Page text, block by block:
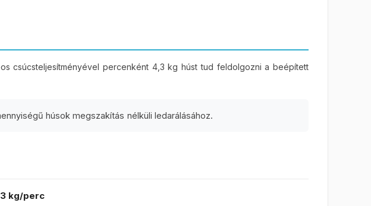
csúcsteljesítményével percenként 4,3 kg húst tud feldolgozni a beépített
húsok megszakítás nélküli ledarálásához.
kg/perc
használtam, remélem jól fog teljesíteni.